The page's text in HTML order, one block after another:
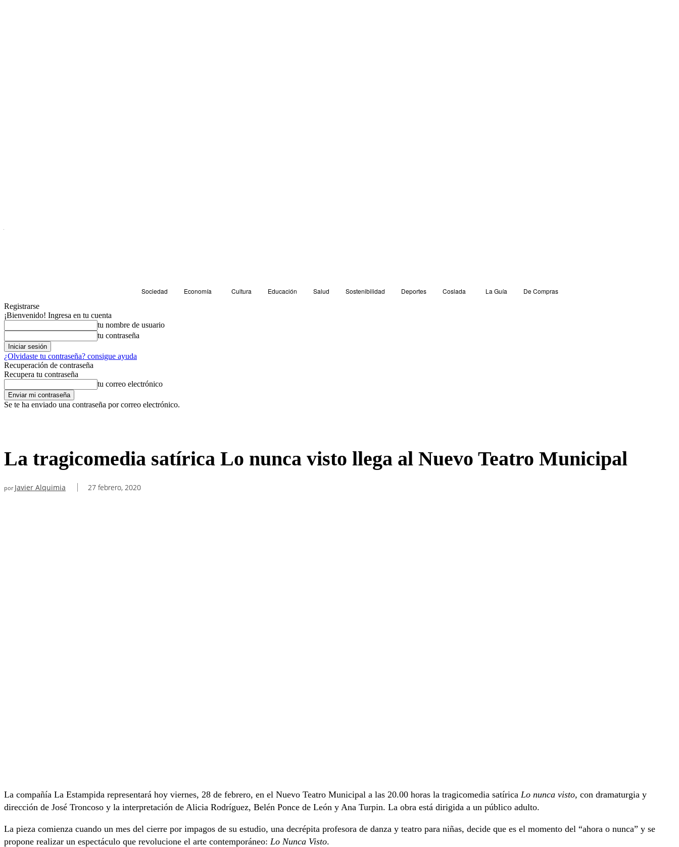
Sociedad Economía Cultura Educación Salud Sostenibilidad Deportes Coslada La Guía
De Compras
Registrarse
¡Bienvenido! Ingresa en tu cuenta
tu nombre de usuario
tu contraseña
¿Olvidaste tu contraseña? consigue ayuda
Recuperación de contraseña
Recupera tu contraseña
tu correo electrónico
Se te ha enviado una contraseña por correo electrónico.
La tragicomedia satírica Lo nunca visto llega al Nuevo Teatro Municipal
por Javier Alquimia 27 febrero, 2020
La compañía La Estampida representará hoy viernes, 28 de febrero, en el Nuevo Teatro Municipal a las 20.00 horas la tragicomedia satírica Lo nunca visto, con dramaturgia y
dirección de José Troncoso y la interpretación de Alicia Rodríguez, Belén Ponce de León y Ana Turpin. La obra está dirigida a un público adulto.
La pieza comienza cuando un mes del cierre por impagos de su estudio, una decrépita profesora de danza y teatro para niñas, decide que es el momento del “ahora o nunca” y se
propone realizar un espectáculo que revolucione el arte contemporáneo: Lo Nunca Visto.